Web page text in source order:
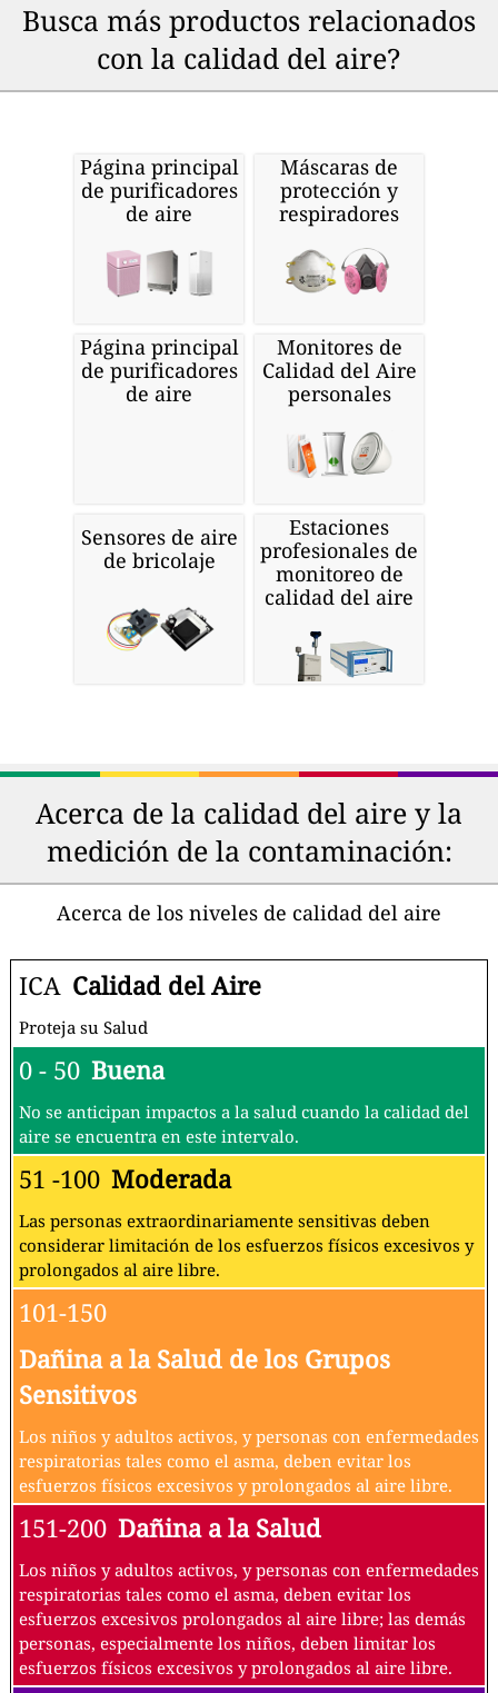
Busca más productos relacionados
con la calidad del aire?
Página principal
de purificadores
de aire
Máscaras de
protección y
respiradores
Página principal
de purificadores
de aire
Monitores de
Calidad del Aire
personales
Sensores de aire
de bricolaje
Estaciones
profesionales de
monitoreo de
calidad del aire
Acerca de la calidad del aire y la
medición de la contaminación:
Acerca de los niveles de calidad del aire
ICA Calidad del Aire
Proteja su Salud
0 - 50 Buena
No se anticipan impactos a la salud cuando la calidad del
aire se encuentra en este intervalo.
51 -100 Moderada
Las personas extraordinariamente sensitivas deben
considerar limitación de los esfuerzos físicos excesivos y
prolongados al aire libre.
101-150
Dañina a la Salud de los Grupos
Sensitivos
Los niños y adultos activos, y personas con enfermedades
respiratorias tales como el asma, deben evitar los
esfuerzos físicos excesivos y prolongados al aire libre.
151-200 Dañina a la Salud
Los niños y adultos activos, y personas con enfermedades
respiratorias tales como el asma, deben evitar los
esfuerzos excesivos prolongados al aire libre; las demás
personas, especialmente los niños, deben limitar los
esfuerzos físicos excesivos y prolongados al aire libre.